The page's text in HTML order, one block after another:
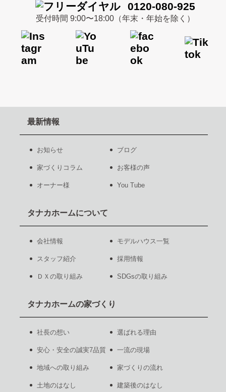
0120-080-925
受付時間 9:00〜18:00（年末・年始を除く）
最新情報
お知らせ ブログ
家づくりコラム お客様の声
オーナー様 You Tube
タナカホームについて
会社情報 モデルハウス一覧
スタッフ紹介 採用情報
ＤＸの取り組み SDGsの取り組み
タナカホームの家づくり
社長の想い 選ばれる理由
安心・安全の誠実7品質 一流の現場
地域への取り組み 家づくりの流れ
土地のはなし 建築後のはなし